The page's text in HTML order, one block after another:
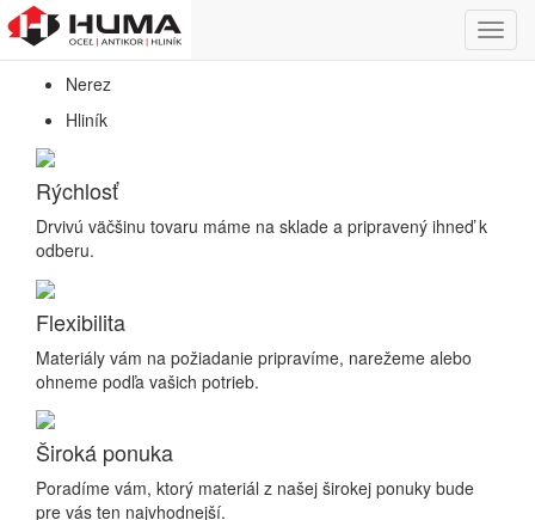
Predaj hutníckeho a nerezového materiálu
Oceľ
Nerez
Hliník
Rýchlosť
Drvivú väčšinu tovaru máme na sklade a pripravený ihneď k
odberu.
Flexibilita
Materiály vám na požiadanie pripravíme, narežeme alebo
ohneme podľa vašich potrieb.
Široká ponuka
Poradíme vám, ktorý materiál z našej širokej ponuky bude
pre vás ten najvhodnejší.